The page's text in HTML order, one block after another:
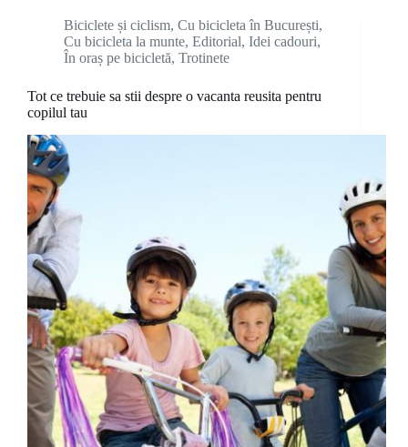
Biciclete și ciclism, Cu bicicleta în București,
Cu bicicleta la munte, Editorial, Idei cadouri,
În oraș pe bicicletă, Trotinete
Tot ce trebuie sa stii despre o vacanta reusita pentru
copilul tau